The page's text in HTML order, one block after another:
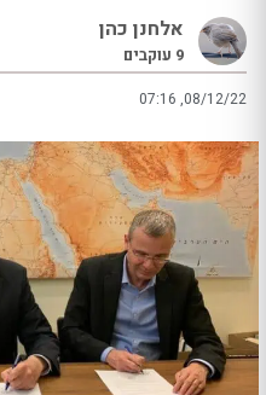
אלחנן כהן
9 עוקבים
07:16 ,08/12/22